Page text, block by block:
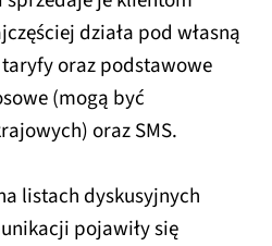
działa pod własną
oraz podstawowe
(mogą być
oraz SMS.
listach dyskusyjnych
pojawiły się